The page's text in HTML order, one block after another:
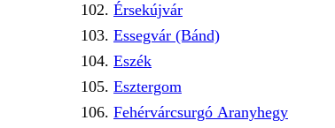
Érsekújvár
Essegvár (Bánd)
Eszék
Esztergom
Fehérvárcsurgó Aranyhegy